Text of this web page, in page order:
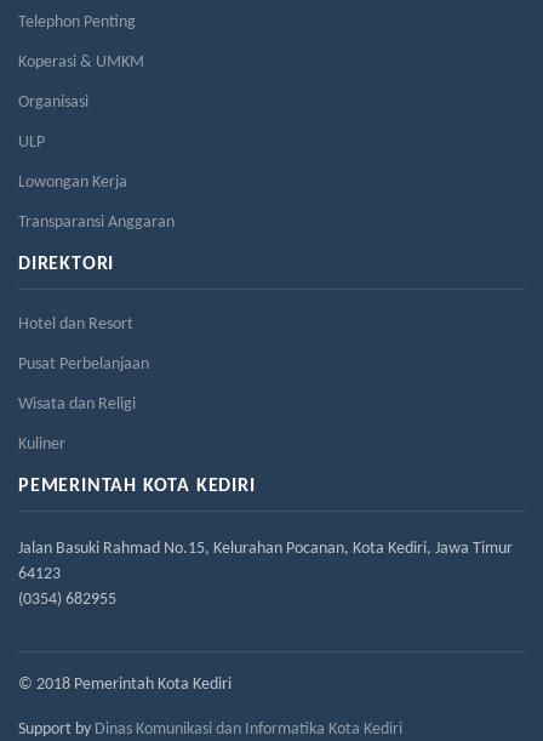
Telephon Penting
Koperasi & UMKM
Organisasi
ULP
Lowongan Kerja
Transparansi Anggaran
DIREKTORI
Hotel dan Resort
Pusat Perbelanjaan
Wisata dan Religi
Kuliner
PEMERINTAH KOTA KEDIRI
Jalan Basuki Rahmad No.15, Kelurahan Pocanan, Kota Kediri, Jawa Timur
64123
(0354) 682955
© 2018 Pemerintah Kota Kediri
Support by Dinas Komunikasi dan Informatika Kota Kediri